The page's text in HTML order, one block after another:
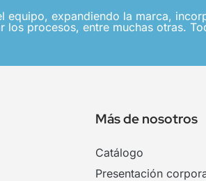
equipo, expandiendo la marca,
los procesos, entre muchas otras.
Más de nosotros
Catálogo
Presentación